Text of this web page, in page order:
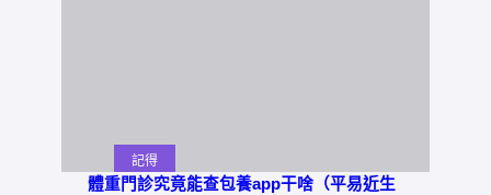
記得
體重門診究竟能查包養app干啥（平易近生